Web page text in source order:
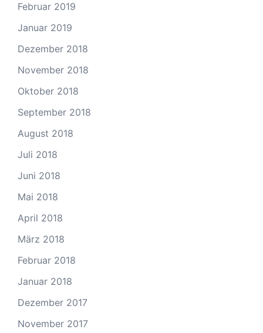
Februar 2019
Januar 2019
Dezember 2018
November 2018
Oktober 2018
September 2018
August 2018
Juli 2018
Juni 2018
Mai 2018
April 2018
März 2018
Februar 2018
Januar 2018
Dezember 2017
November 2017